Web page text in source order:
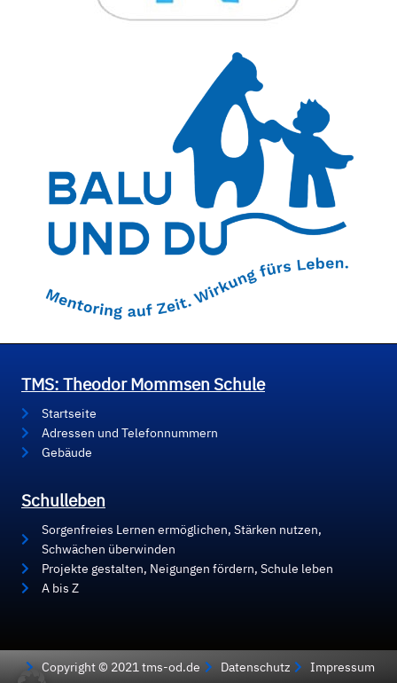
TMS: Theodor Mommsen Schule
Startseite
Adressen und Telefonnummern
Gebäude
Schulleben
Sorgenfreies Lernen ermöglichen, Stärken nutzen,
Schwächen überwinden
Projekte gestalten, Neigungen fördern, Schule leben
A bis Z
Copyright © 2021 tms-od.de Datenschutz Impressum